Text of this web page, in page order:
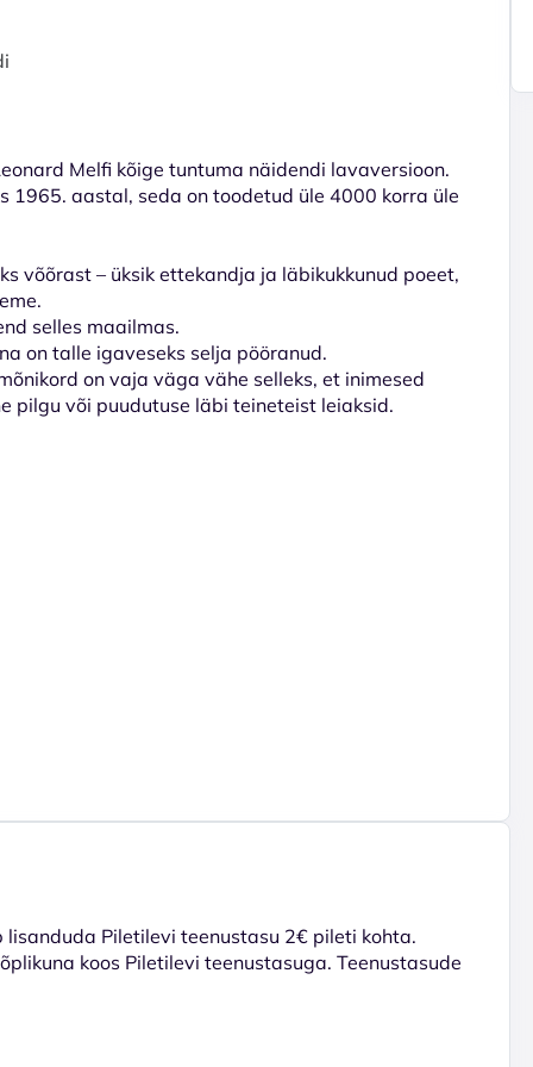
Melfi kõige tuntuma näidendi lavaversioon.
1965. aastal, seda on toodetud üle 4000 korra üle
võõrast – üksik ettekandja ja läbikukkunud poeet,
selles maailmas.
on talle igaveseks selja pööranud.
on vaja väga vähe selleks, et inimesed
pilgu või puudutuse läbi teineteist leiaksid.
Piletilevi teenustasu 2€ pileti kohta.
koos Piletilevi teenustasuga. Teenustasude